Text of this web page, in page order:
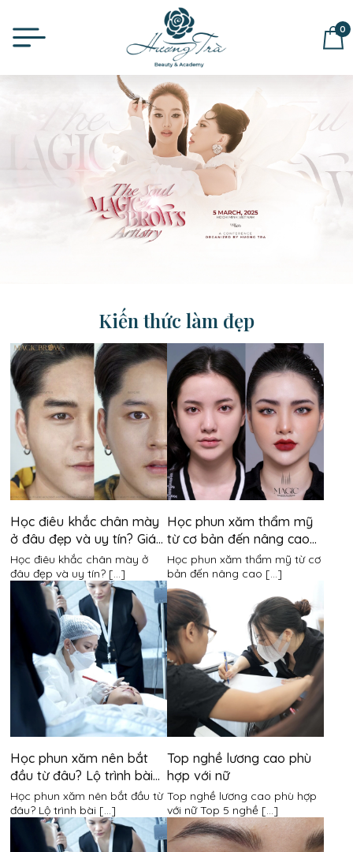
0
Kiến thức làm đẹp
Học điêu khắc chân mày
ở đâu đẹp và uy tín? Giá
khóa học là bao nhiêu?
Học điêu khắc chân mày ở
đâu đẹp và uy tín? [...]
Học phun xăm thẩm mỹ
từ cơ bản đến nâng cao
mất bao lâu?
Học phun xăm thẩm mỹ từ cơ
bản đến nâng cao [...]
Học phun xăm nên bắt
đầu từ đâu? Lộ trình bài
bản cho người mới bắt
đầu
Học phun xăm nên bắt đầu từ
đâu? Lộ trình bài [...]
Top nghề lương cao phù
hợp với nữ
Top nghề lương cao phù hợp
với nữ Top 5 nghề [...]
ĐỂ LẠI THÔNG TIN MUA HÀNG,
CHÚNG TÔI SẼ LIÊN HỆ LẠI NGAY